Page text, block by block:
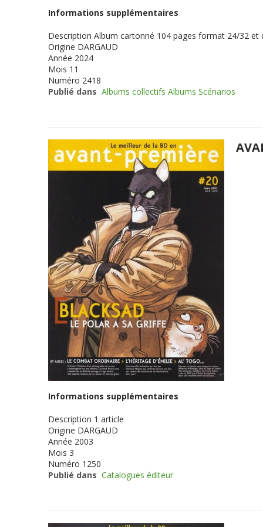
Informations supplémentaires
Description Album cartonné 104 pages format 24/32 et
Origine DARGAUD
Année 2024
Mois 11
Numéro 2418
Publié dans Albums collectifs Albums Scénarios
Informations supplémentaires
Description 1 article
Origine DARGAUD
Année 2003
Mois 3
Numéro 1250
Publié dans Catalogues éditeur